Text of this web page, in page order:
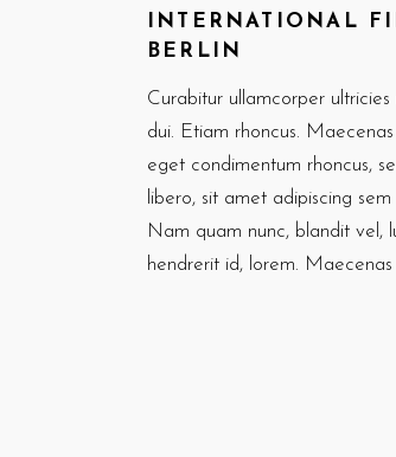
INTERNATIONAL
BERLIN
Curabitur ullamcorper
dui. Etiam rhoncus.
eget condimentum rhoncus,
libero, sit amet adipiscing
Nam quam nunc, blandit vel,
hendrerit id, lorem.